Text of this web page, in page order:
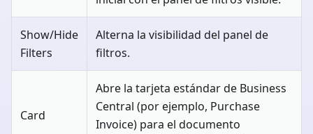
Show/Hide
Filters
Alterna la visibilidad del panel de
filtros.
Card
Abre la tarjeta estándar de Business
Central (por ejemplo, Purchase
Invoice) para el documento